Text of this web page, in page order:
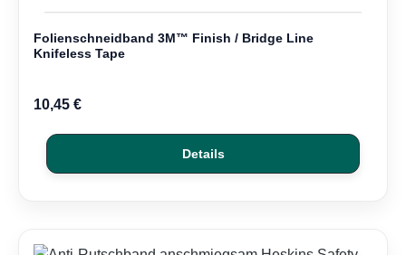
Folienschneidband 3M™ Finish / Bridge Line
Knifeless Tape
10,45 €
Details